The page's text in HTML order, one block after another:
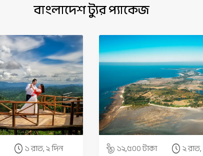
বাংলাদেশ ট্যুর প্যাকেজ
১ রাত, ২ দিন ১২,৫০০ টাকা ২